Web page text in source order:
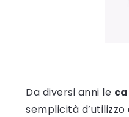
Da diversi anni le
semplicità